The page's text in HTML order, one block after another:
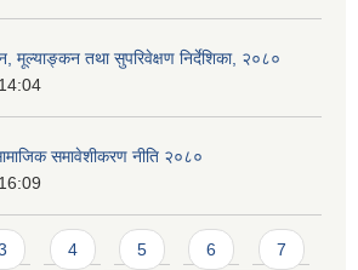
मूल्याङ्कन तथा सुपरिवेक्षण निर्देशिका, २०८०
समावेशीकरण नीति २०८०
4 5 6 7